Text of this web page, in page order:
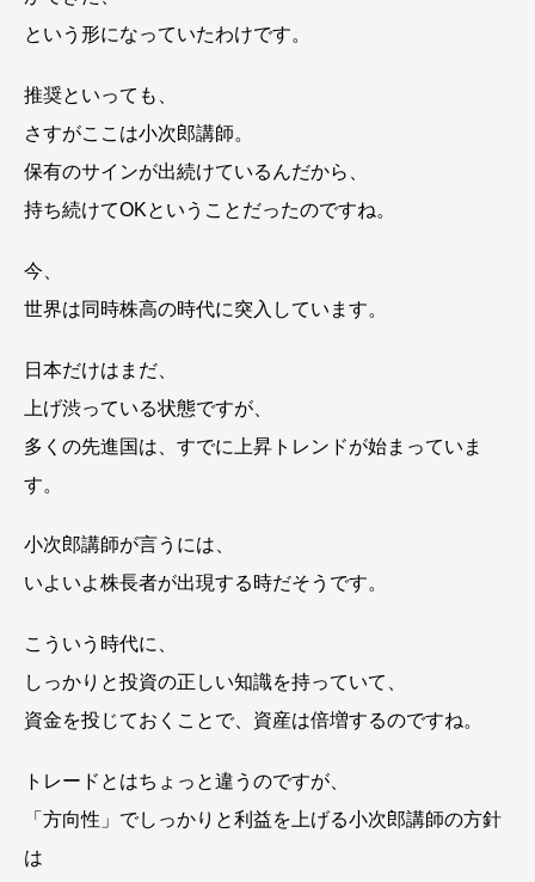
という形になっていたわけです。
推奨といっても、
さすがここは小次郎講師。
保有のサインが出続けているんだから、
持ち続けてOKということだったのですね。
今、
世界は同時株高の時代に突入しています。
日本だけはまだ、
上げ渋っている状態ですが、
多くの先進国は、すでに上昇トレンドが始まっていま
す。
小次郎講師が言うには、
いよいよ株長者が出現する時だそうです。
こういう時代に、
しっかりと投資の正しい知識を持っていて、
資金を投じておくことで、資産は倍増するのですね。
トレードとはちょっと違うのですが、
「方向性」でしっかりと利益を上げる小次郎講師の方針
は